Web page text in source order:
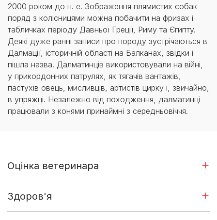
2000 роком до н. е. Зображення плямистих собак
поряд з колісницями можна побачити на фризах і
табличках періоду Давньої Греції, Риму та Єгипту.
Деякі дуже ранні записи про породу зустрічаються в
Далмації, історичній області на Балканах, звідки і
пішла назва. Далматинців використовували на війні,
у прикордонних патрулях, як тягачів вантажів,
пастухів овець, мисливців, артистів цирку і, звичайно,
в упряжці. Незалежно від походження, далматинці
працювали з конями принаймні з середньовіччя.
Оцінка ветеринара
Здоров'я